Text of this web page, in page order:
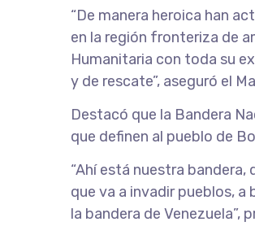
“De manera heroica han
en la región fronteriza de
Humanitaria con toda su
y de rescate”, aseguró el
Destacó que la Bandera
que definen al pueblo de
“Ahí está nuestra
que va a invadir pueblos, a
la bandera de Venezuela”,